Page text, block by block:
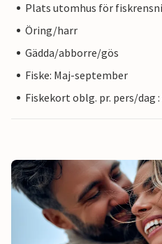
Plats utomhus för
Öring/harr
Gädda/abborre/gös
Fiske: Maj-september
Fiskekort oblg. pr. pers/dag :